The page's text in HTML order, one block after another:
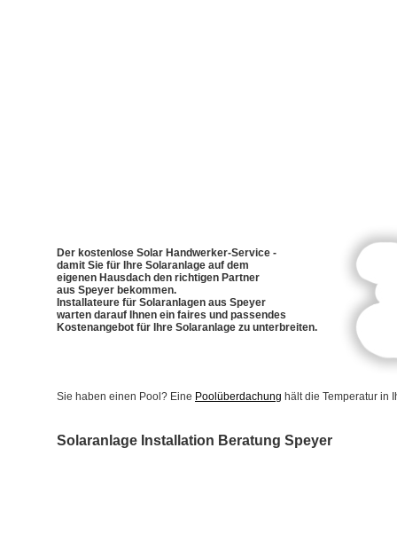
Der kostenlose Solar Handwerker-Service -
damit Sie für Ihre Solaranlage auf dem
eigenen Hausdach den richtigen Partner
aus Speyer bekommen.
Installateure für Solaranlagen aus Speyer
warten darauf Ihnen ein faires und passendes
Kostenangebot für Ihre Solaranlage zu unterbreiten.
Sie haben einen Pool? Eine Poolüberdachung hält die Temperatur in
Solaranlage Installation Beratung Speyer